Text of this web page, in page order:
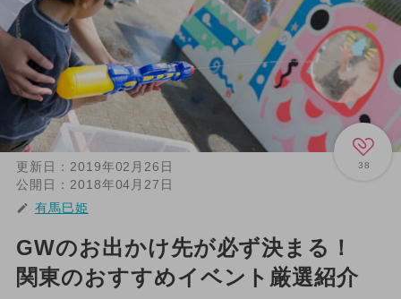
38
更新日： 2019年02月26日
公開日： 2018年04月27日
有馬巳姫
GWのお出かけ先が必ず決まる！
関東のおすすめイベント厳選紹介